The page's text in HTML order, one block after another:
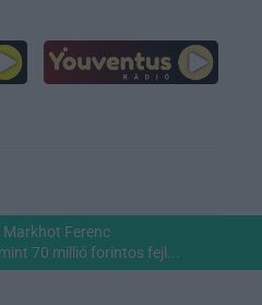
Ferenc
70 millió forintos fejl...